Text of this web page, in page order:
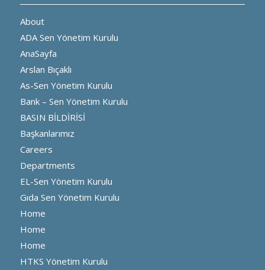
About
ADA Sen Yönetim Kurulu
AnaSayfa
Arslan Bıçaklı
As-Sen Yönetim Kurulu
Bank – Sen Yönetim Kurulu
BASIN BİLDİRİSİ
Başkanlarımız
Careers
Departments
EL-Sen Yönetim Kurulu
Gıda Sen Yönetim Kurulu
Home
Home
Home
HTKS Yönetim Kurulu